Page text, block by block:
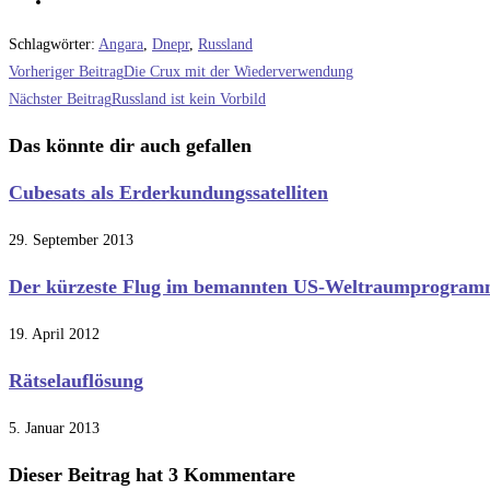
Schlagwörter: Angara, Dnepr, Russland
Weitere
Artikel
ansehen
Vorheriger BeitragDie Crux mit der Wiederverwendung
Nächster BeitragRussland ist kein Vorbild
Das könnte dir auch gefallen
Cubesats als Erderkundungssatelliten
29. September 2013
Der kürzeste Flug im bemannten US-
19. April 2012
Rätselauflösung
5. Januar 2013
Dieser Beitrag hat 3 Kommentare